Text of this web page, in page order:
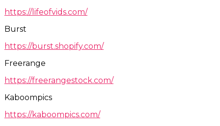
https://lifeofvids.com/
Burst
https://burst.shopify.com/
Freerange
https://freerangestock.com/
Kaboompics
https://kaboompics.com/